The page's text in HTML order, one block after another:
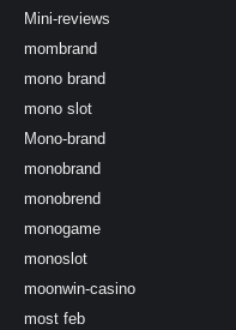
Mini-reviews
mombrand
mono brand
mono slot
Mono-brand
monobrand
monobrend
monogame
monoslot
moonwin-casino
most feb